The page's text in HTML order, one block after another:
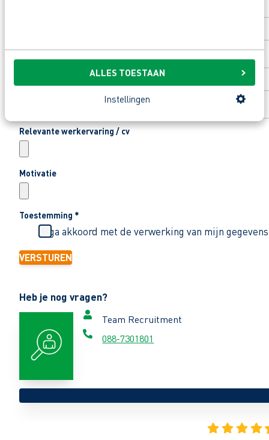
ALLES TOESTAAN
Instellingen
Relevante werkervaring / cv
Motivatie
Toestemming *
Ik ga akkoord met de verwerking van mijn
VERSTUREN
Heb je nog vragen?
Team Recruitment
088-7301801